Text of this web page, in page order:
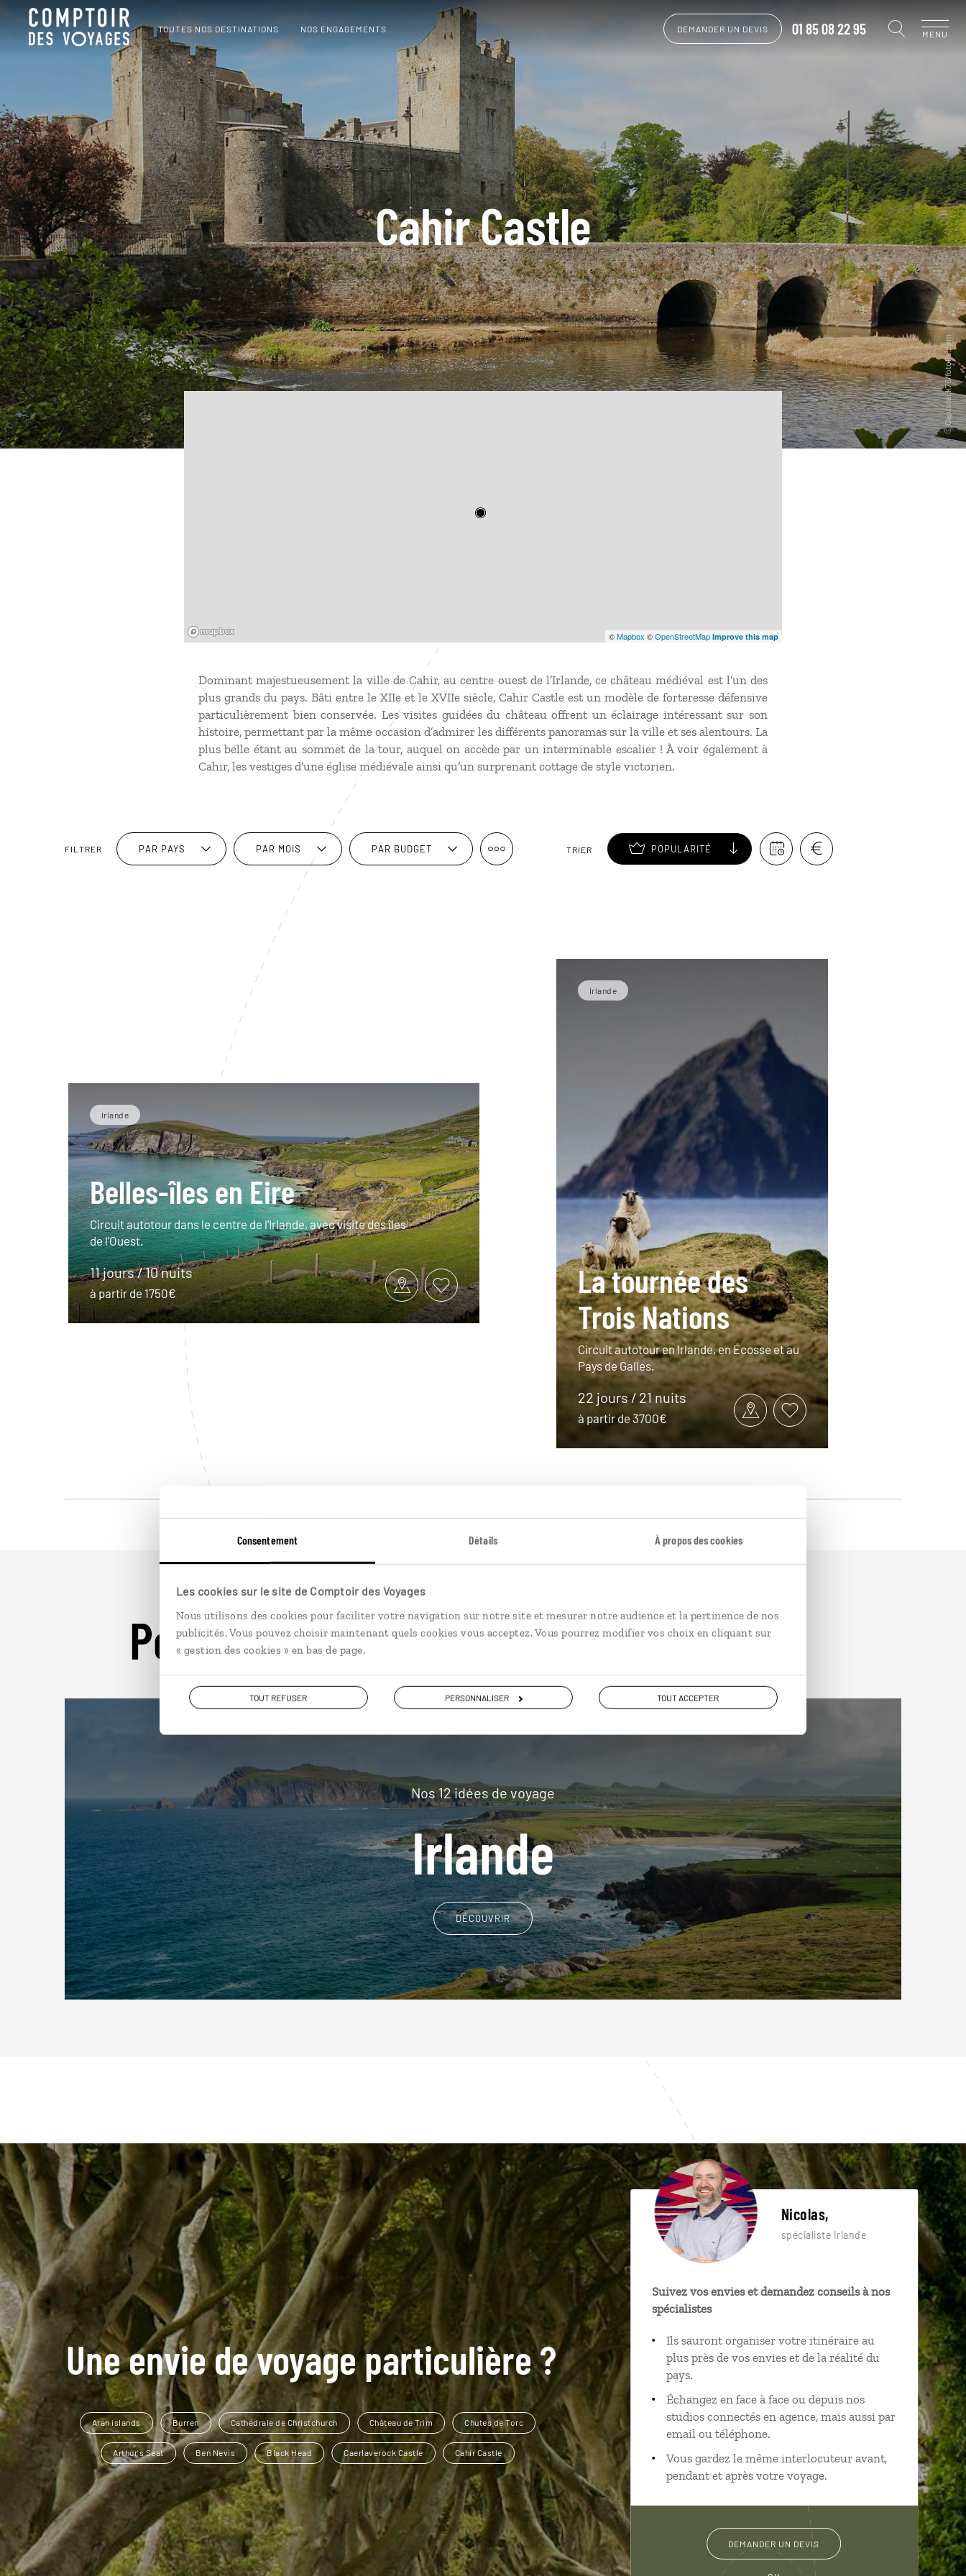
Consentement Détails À propos des cookies
Les cookies sur le site de Comptoir des Voyages
Nous utilisons des cookies pour faciliter votre navigation sur notre site et mesurer notre audience et la pertinence de nos
publicités. Vous pouvez choisir maintenant quels cookies vous acceptez. Vous pourrez modifier vos choix en cliquant sur
« gestion des cookies » en bas de page.
TOUT REFUSER PERSONNALISER TOUT ACCEPTER
TOUTES NOS DESTINATIONS NOS ENGAGEMENTS DEMANDER UN DEVIS 01 85 08 22 95 MENU
Cahir Castle
©Mapbox ©OpenStreetMap Improve this map
Dominant majestueusement la ville de Cahir, au centre ouest de l’Irlande, ce château médiéval est l’un des
plus grands du pays. Bâti entre le XIIe et le XVIIe siècle, Cahir Castle est un modèle de forteresse défensive
particulièrement bien conservée. Les visites guidées du château offrent un éclairage intéressant sur son
histoire, permettant par la même occasion d’admirer les différents panoramas sur la ville et ses alentours. La
plus belle étant au sommet de la tour, auquel on accède par un interminable escalier ! À voir également à
Cahir, les vestiges d’une église médiévale ainsi qu’un surprenant cottage de style victorien.
FILTRER PAR PAYS PAR MOIS PAR BUDGET TRIER POPULARITÉ
Irlande
Belles-îles en Eire
Circuit autotour dans le centre de l’Irlande, avec visite des îles
de l’Ouest.
11 jours / 10 nuits
à partir de 1750€
Irlande
La tournée des
Trois Nations
Circuit autotour en Irlande, en Écosse et au
Pays de Galles.
22 jours / 21 nuits
à partir de 3700€
Pour aller plus loin
Nos 12 idées de voyage
Irlande
DÉCOUVRIR
Une envie de voyage particulière ?
Aran islands Burren Cathédrale de Christchurch Château de Trim Chutes de Torc
Arthur's Seat Ben Nevis Black Head Caerlaverock Castle Cahir Castle
Nicolas,
spécialiste Irlande
Suivez vos envies et demandez conseils à nos
spécialistes
Ils sauront organiser votre itinéraire au
plus près de vos envies et de la réalité du
pays.
Échangez en face à face ou depuis nos
studios connectés en agence, mais aussi par
email ou téléphone.
Vous gardez le même interlocuteur avant,
pendant et après votre voyage.
DEMANDER UN DEVIS